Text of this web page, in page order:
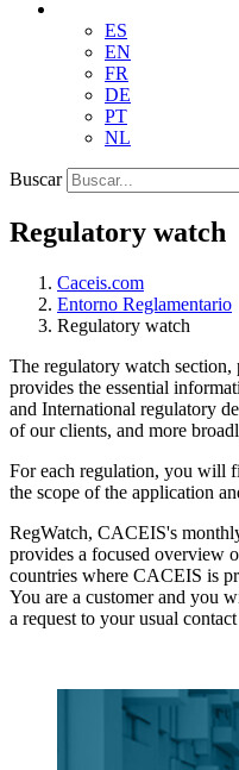
ES
EN
FR
DE
PT
NL
Buscar
Regulatory watch
Caceis.com
Entorno Reglamentario
Regulatory watch
The regulatory watch section,
provides the essential
and International regulatory
of our clients, and more
For each regulation, you will
the scope of the application
RegWatch, CACEIS's
provides a focused overview
countries where CACEIS is
You are a customer and you
a request to your usual